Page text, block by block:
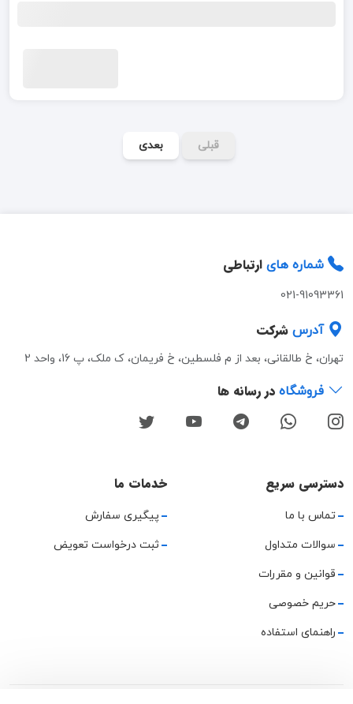
قبلی بعدی
شماره های ارتباطی
021-91093361
آدرس شرکت
تهران، خ طالقانی، بعد از م فلسطین، خ فریمان، ک ملک، پ 16، واحد 2
فروشگاه در رسانه ها
دسترسی سریع
تماس با ما
سوالات متداول
قوانین و مقررات
حریم خصوصی
راهنمای استفاده
خدمات ما
پیگیری سفارش
ثبت درخواست تعویض